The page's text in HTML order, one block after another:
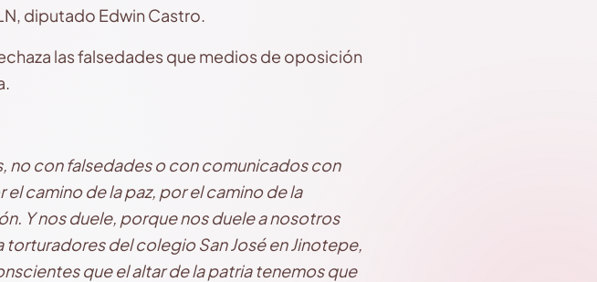
diputado Edwin Castro.
las falsedades que medios de oposición
no con falsedades o con comunicados con
camino de la paz, por el camino de la
Y nos duele, porque nos duele a nosotros
del colegio San José en Jinotepe,
que el altar de la patria tenemos que